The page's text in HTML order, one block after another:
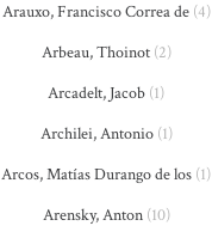
Arauxo, Francisco Correa de(4)
Arbeau, Thoinot(2)
Arcadelt, Jacob (1)
Archilei, Antonio(1)
Arcos, Matías Durango de los (1)
Arensky, Anton(10)